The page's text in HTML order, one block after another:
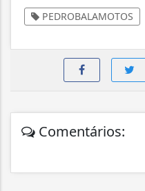
PEDROBALAMOTOS
Comentários: